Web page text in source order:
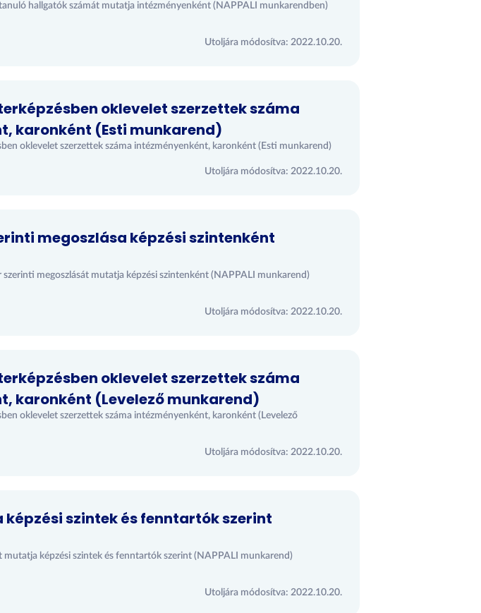
hallgatók számát mutatja intézményenként (NAPPALI munkarendben)
Utoljára módosítva: 2022.10.20.
oklevelet szerzettek száma
karonként (Esti munkarend)
oklevelet szerzettek száma intézményenként, karonként (Esti munkarend)
Utoljára módosítva: 2022.10.20.
megoszlása képzési szintenként
megoszlását mutatja képzési szintenként (NAPPALI munkarend)
Utoljára módosítva: 2022.10.20.
oklevelet szerzettek száma
karonként (Levelező munkarend)
oklevelet szerzettek száma intézményenként, karonként (Levelező
Utoljára módosítva: 2022.10.20.
szintek és fenntartók szerint
mutatja képzési szintek és fenntartók szerint (NAPPALI munkarend)
Utoljára módosítva: 2022.10.20.